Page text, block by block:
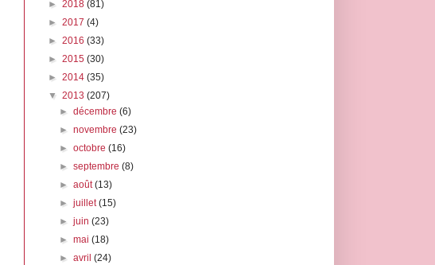
► 2018 (81)
► 2017 (4)
► 2016 (33)
► 2015 (30)
► 2014 (35)
▼ 2013 (207)
►décembre(6)
►novembre(23)
►octobre(16)
►septembre(8)
►août(13)
►juillet(15)
►juin(23)
►mai(18)
►avril(24)